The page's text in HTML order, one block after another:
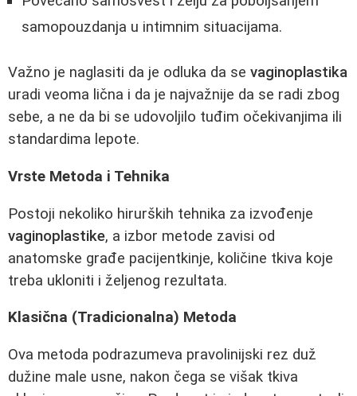
samopouzdanja u intimnim situacijama.
Važno je naglasiti da je odluka da se vaginoplastika
uradi veoma lična i da je najvažnije da se radi zbog
sebe, a ne da bi se udovoljilo tuđim očekivanjima ili
standardima lepote.
Vrste Metoda i Tehnika
Postoji nekoliko hirurških tehnika za izvođenje
vaginoplastike, a izbor metode zavisi od
anatomske građe pacijentkinje, količine tkiva koje
treba ukloniti i željenog rezultata.
Klasična (Tradicionalna) Metoda
Ova metoda podrazumeva pravolinijski rez duž
dužine male usne, nakon čega se višak tkiva